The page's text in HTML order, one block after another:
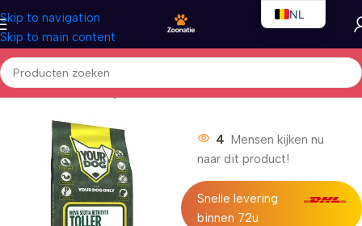
Skip to navigation
Skip to main content
Home/Honden/Droogvoer
4 Mensen kijken nu
naar dit product!
Snelle levering
binnen 72u
NL